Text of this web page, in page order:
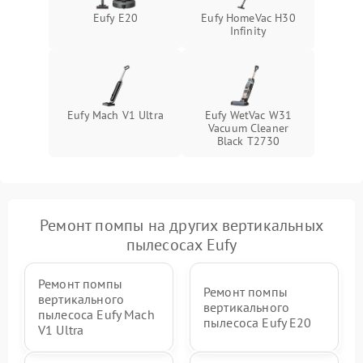
Повреждение внутренних
500 ₽ Подробнее →
Поломка системы защиты
Подробнее →
Eufy E20
Eufy HomeVac H30
Infinity
Eufy Mach V1 Ultra
Eufy WetVac W31
Vacuum Cleaner
Black T2730
Ремонт помпы на других вертикальных
пылесосах Eufy
Ремонт помпы
вертикального
пылесоса Eufy Mach
V1 Ultra
Ремонт помпы
вертикального
пылесоса Eufy E20